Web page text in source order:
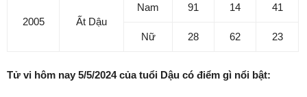
2005 Ất Dậu
Nam 91 14 41
Nữ 28 62 23
Tử vi hôm nay 5/5/2024 của tuổi Dậu có điểm gì nổi bật: